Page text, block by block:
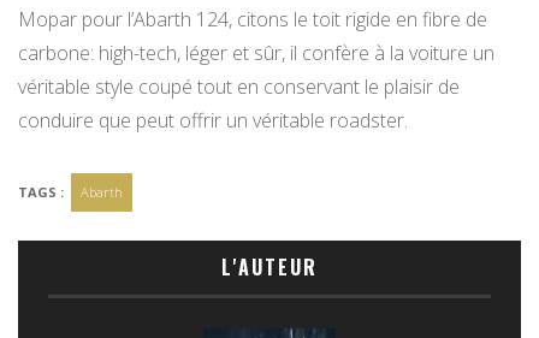
Mopar pour l’Abarth 124, citons le toit rigide en fibre de
carbone: high-tech, léger et sûr, il confère à la voiture un
véritable style coupé tout en conservant le plaisir de
conduire que peut offrir un véritable roadster.
TAGS : Abarth
L'AUTEUR